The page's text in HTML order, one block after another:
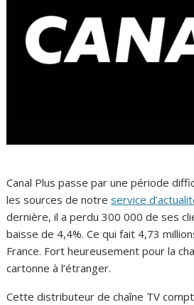
Canal Plus passe par une période
les sources de notreservice
dernière, il a perdu 300 000 de ses
baisse de 4,4%. Ce qui fait 4,73
France. Fort heureusement pour la
cartonne à l’étranger.
Cette distributeur de chaîne TV